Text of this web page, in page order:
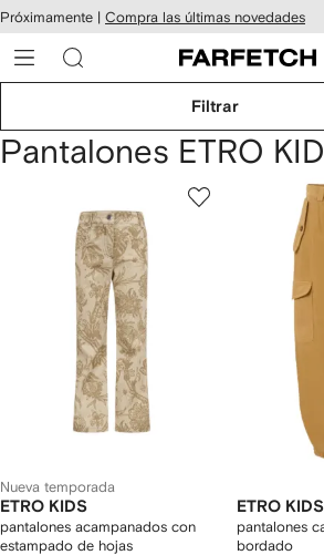
al
Próximamente | Compra las últimas novedades
Filtrar
Pantalones ETRO
Nueva temporada
ETRO KIDS
pantalones acampanados con
estampado de hojas
ETRO KIDS
pantalones
bordado